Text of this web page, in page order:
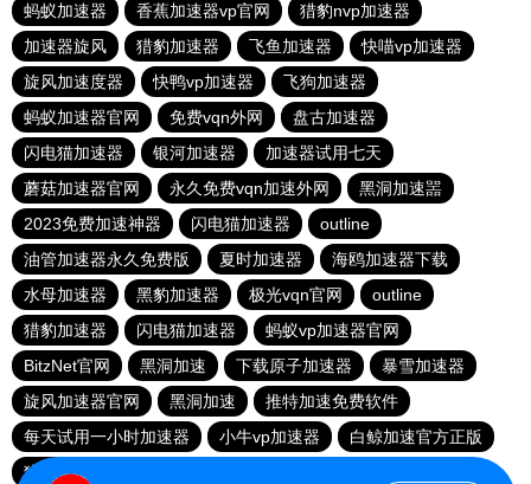
蚂蚁加速器
香蕉加速器vp官网
猎豹nvp加速器
加速器旋风
猎豹加速器 飞鱼加速器
快喵vp加速器
旋风加速度器
快鸭vp加速器
飞狗加速器
蚂蚁加速器官网
免费vqn外网
盘古加速器
闪电猫加速器
银河加速器
加速器试用七天
蘑菇加速器官网
永久免费vqn加速外网
黑洞加速噐
2023免费加速神器
闪电猫加速器
outline
油管加速器永久免费版
夏时加速器
海鸥加速器下载
水母加速器
黑豹加速器 极光vqn官网
outline
猎豹加速器
闪电猫加速器
蚂蚁vp加速器官网
BitzNet官网
黑洞加速 下载原子加速器
暴雪加速器
旋风加速器官网
黑洞加速
推特加速免费软件
每天试用一小时加速器
小牛vp加速器
白鲸加速官方正版
猎豹加速器